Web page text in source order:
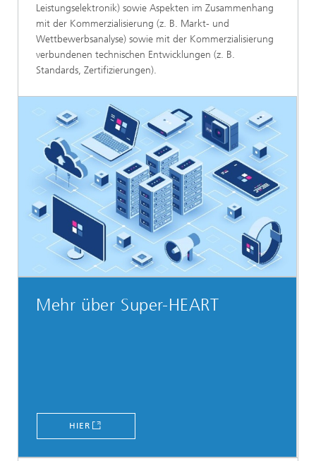
Leistungselektronik) sowie Aspekten im Zusammenhang
mit der Kommerzialisierung (z. B. Markt- und
Wettbewerbsanalyse) sowie mit der Kommerzialisierung
verbundenen technischen Entwicklungen (z. B.
Standards, Zertifizierungen).
Mehr über Super-HEART
HIER